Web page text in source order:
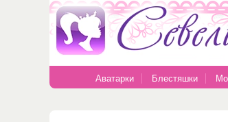
Аватарки Блестяшки